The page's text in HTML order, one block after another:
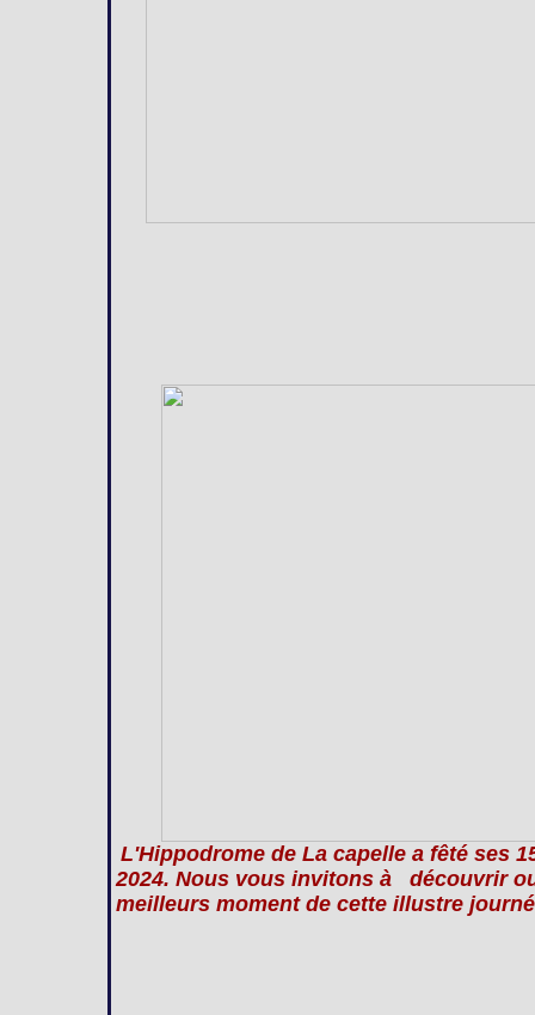
L'Hippodrome de La capelle a fêté ses
2024. Nous vous invitons à découvrir
meilleurs moment de cette illustre